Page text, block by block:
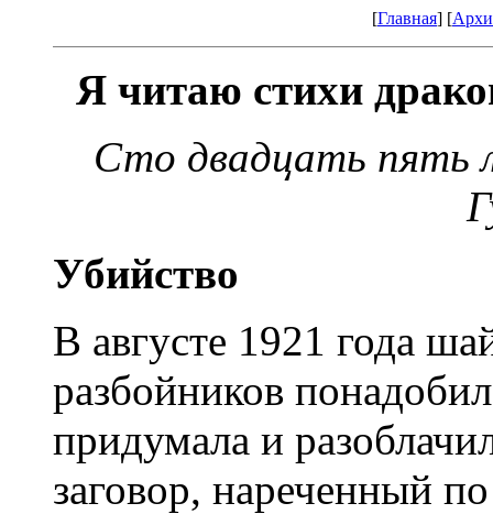
[Главная] [
Я читаю стихи
Сто двадцать пять
Убийство
В августе 1921 года
разбойников
придумала и
заговор, нареченный